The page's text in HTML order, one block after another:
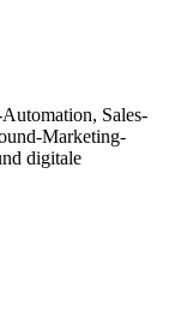
Sales-
Marketing-
digitale